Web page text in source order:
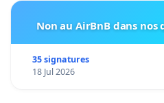
Non au AirBnB dans
35 signatures
18 Jul 2026